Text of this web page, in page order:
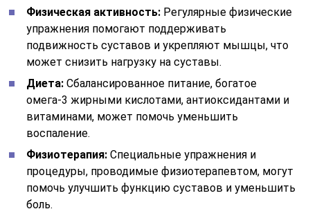
Физическая активность: Регулярные физические
упражнения помогают поддерживать
подвижность суставов и укрепляют мышцы, что
может снизить нагрузку на суставы.
Диета: Сбалансированное питание, богатое
омега-3 жирными кислотами, антиоксидантами и
витаминами, может помочь уменьшить
воспаление.
Физиотерапия: Специальные упражнения и
процедуры, проводимые физиотерапевтом, могут
помочь улучшить функцию суставов и уменьшить
боль.